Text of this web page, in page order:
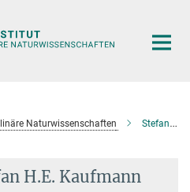
Naturwissenschaften Stefan H.E. Kaufmann
H.E. Kaufmann